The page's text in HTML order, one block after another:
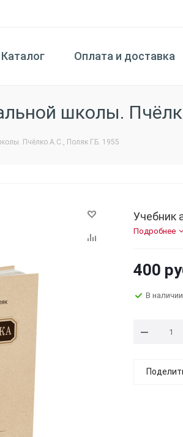
Каталог Оплата и доставка
школы.
Пчёлко А.С., Поляк Г.Б. 1955
Учебник
Подробнее
400
В наличии